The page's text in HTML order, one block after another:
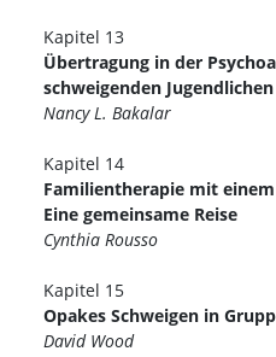
Kapitel 13
Übertragung in der
schweigenden Jugendlichen
Nancy L. Bakalar
Kapitel 14
Familientherapie mit
Eine gemeinsame Reise
Cynthia Rousso
Kapitel 15
Opakes Schweigen in
David Wood